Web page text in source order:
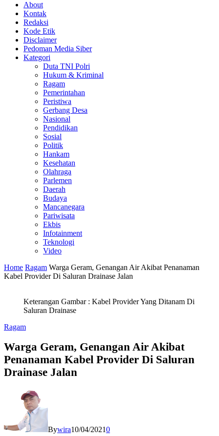
About
Kontak
Redaksi
Kode Etik
Disclaimer
Pedoman Media Siber
Kategori
Duta TNI Polri
Hukum & Kriminal
Ragam
Pemerintahan
Peristiwa
Gerbang Desa
Nasional
Pendidikan
Sosial
Politik
Hankam
Kesehatan
Olahraga
Parlemen
Daerah
Budaya
Mancanegara
Pariwisata
Ekbis
Infotainment
Teknologi
Video
Home Ragam Warga Geram, Genangan Air Akibat Penanaman
Kabel Provider Di Saluran Drainase Jalan
Keterangan Gambar : Kabel Provider Yang Ditanam Di
Saluran Drainase
Ragam
Warga Geram, Genangan Air Akibat
Penanaman Kabel Provider Di Saluran
Drainase Jalan
Bywira10/04/20210